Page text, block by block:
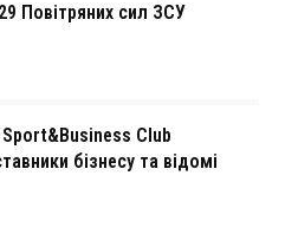
Повітряних сил ЗСУ
Sport&Business Club
бізнесу та відомі